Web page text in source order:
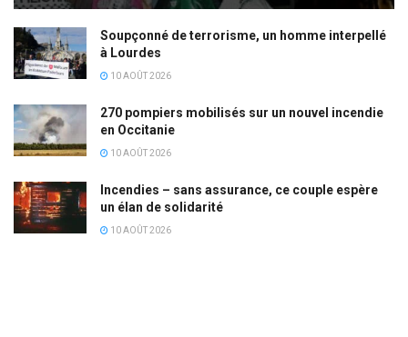
Soupçonné de terrorisme, un homme interpellé
à Lourdes
10 AOÛT 2026
270 pompiers mobilisés sur un nouvel incendie
en Occitanie
10 AOÛT 2026
Incendies – sans assurance, ce couple espère
un élan de solidarité
10 AOÛT 2026